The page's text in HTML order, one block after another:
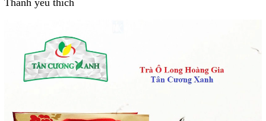
Thành yêu thích